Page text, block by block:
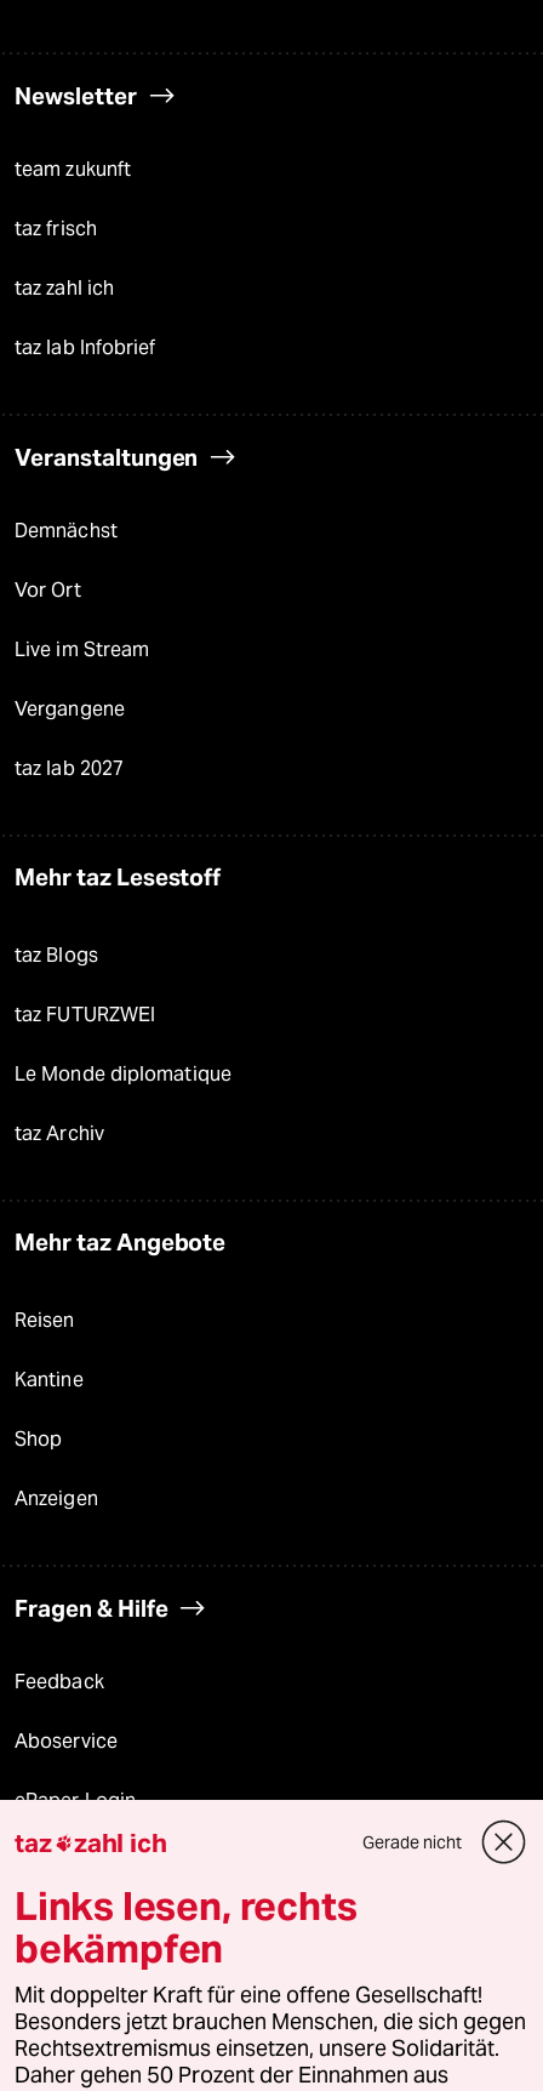
Newsletter
team zukunft
taz frisch
taz zahl ich
taz lab Infobrief
Veranstaltungen
Demnächst
Vor Ort
Live im Stream
Vergangene
taz lab 2027
Mehr taz Lesestoff
taz Blogs
taz FUTURZWEI
Le Monde diplomatique
taz Archiv
Mehr taz Angebote
Reisen
Kantine
Shop
Anzeigen
Fragen & Hilfe
Feedback
Aboservice
ePaper Login
Downloads für Abonnierende
© 2026 taz Verlags und Vertriebs GmbH
Alle Rechte vorbehalten. Bei rechtlichen Fragen oder für Genehmigungen
wenden Sie sich bitte an lizenzen@taz.de
Feedback Redaktionsstatut Kommune-Richtlinien
taz zahl ich Gerade nicht
Links lesen, rechts
bekämpfen
Mit doppelter Kraft für eine offene Gesellschaft!
Besonders jetzt brauchen Menschen, die sich gegen
Rechtsextremismus einsetzen, unsere Solidarität.
Daher gehen 50 Prozent der Einnahmen aus